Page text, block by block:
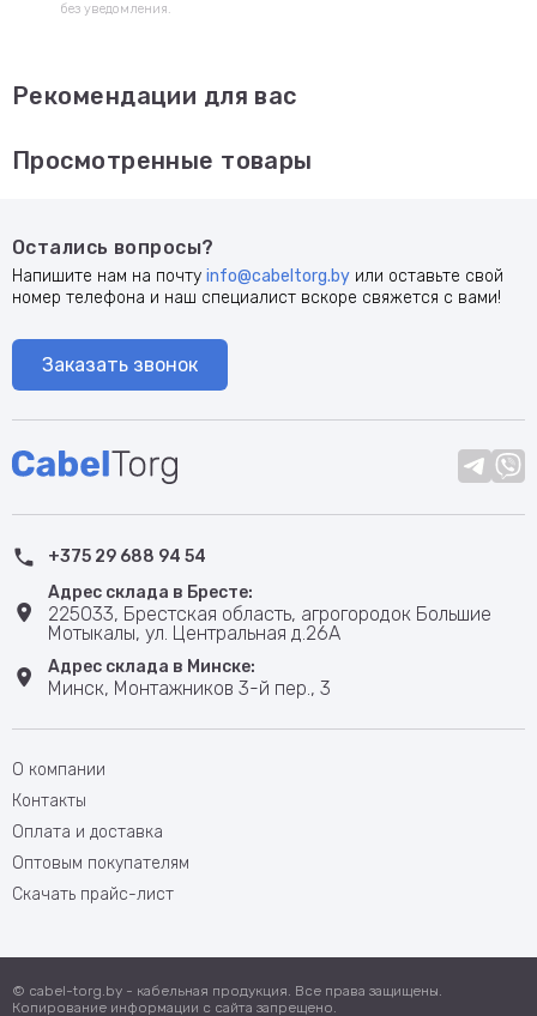
без уведомления.
Рекомендации для вас
Просмотренные товары
Остались вопросы?
Напишите нам на почту info@cabeltorg.by или оставьте свой
номер телефона и наш специалист вскоре свяжется с вами!
Заказать звонок
+375 29 688 94 54
Адрес склада в Бресте:
225033, Брестская область, агрогородок Большие
Мотыкалы, ул. Центральная д.26А
Адрес склада в Минске:
Минск, Монтажников 3-й пер., 3
О компании
Контакты
Оплата и доставка
Оптовым покупателям
Скачать прайс-лист
© cabel-torg.by - кабельная продукция. Все права защищены.
Копирование информации с сайта запрещено.